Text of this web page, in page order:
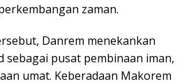
zaman.
Danrem menekankan
sebagai pusat pembinaan iman,
umat. Keberadaan Makorem